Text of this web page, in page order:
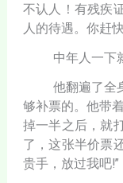
不认人！有残疾
人的待遇。你赶
中年人一下
他翻遍了全
够补票的。他带
掉一半之后，就
了，这张半价票
贵手，放过我吧!”